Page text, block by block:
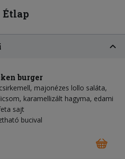
Étlap
burger
majonézes lollo saláta,
karamellizált hagyma, edami
sajt
bucival